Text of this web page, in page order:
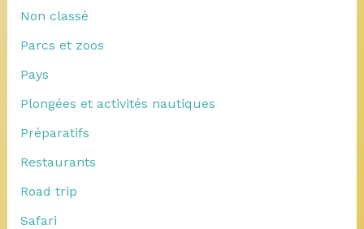
Non classé
Parcs et zoos
Pays
Plongées et activités nautiques
Préparatifs
Restaurants
Road trip
Safari